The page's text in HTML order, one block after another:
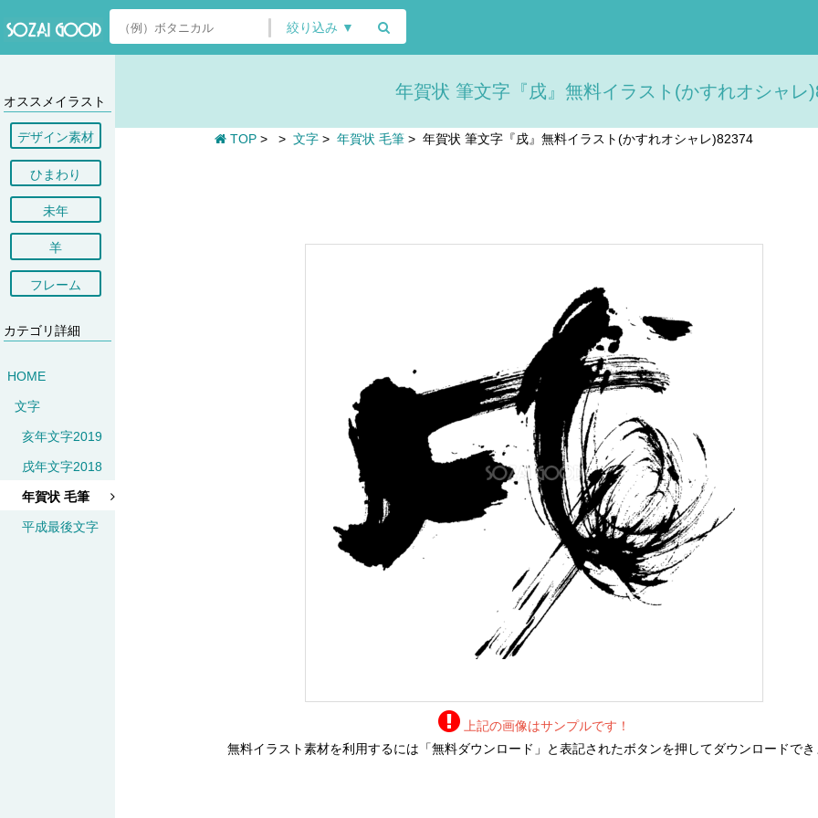
絞り込み ▼
オススメイラスト
デザイン素材
ひまわり
未年
羊
フレーム
カテゴリ詳細
HOME
文字
亥年文字2019
戌年文字2018
年賀状 毛筆
平成最後文字
年賀状 筆文字『戌』無料イラスト(かすれオシャレ
TOP > > 文字 > 年賀状 毛筆 > 年賀状 筆文字『戌』無料イラスト(かすれオシャレ)82374
上記の画像はサンプルです！
無料イラスト素材を利用するには「無料ダウンロード」と表記されたボタンを押してダウンロードでき